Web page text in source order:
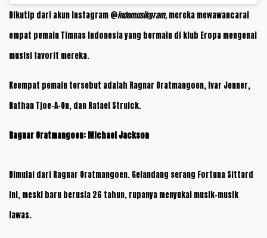
Dikutip dari akun Instagram @indomusikgram, mereka mewawancarai
empat pemain Timnas Indonesia yang bermain di klub Eropa mengenai
musisi favorit mereka.
Keempat pemain tersebut adalah Ragnar Oratmangoen, Ivar Jenner,
Nathan Tjoe-A-On, dan Rafael Struick.
Ragnar Oratmangoen: Michael Jackson
Dimulai dari Ragnar Oratmangoen. Gelandang serang Fortuna Sittard
ini, meski baru berusia 26 tahun, rupanya menyukai musik-musik
lawas.